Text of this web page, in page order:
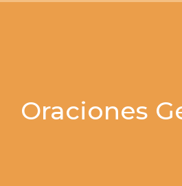
Oraciones